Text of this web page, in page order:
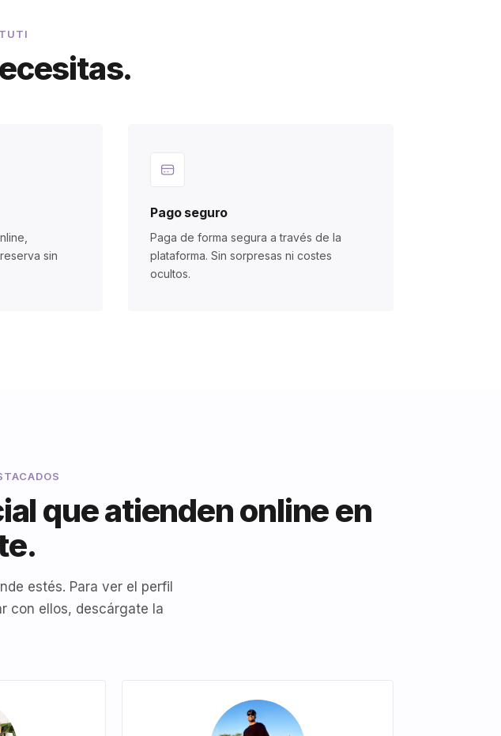
sin
Pago seguro
Paga de forma segura a través de la
plataforma. Sin sorpresas ni costes
ocultos.
que atienden online en
estés. Para ver el perfil
con ellos, descárgate la